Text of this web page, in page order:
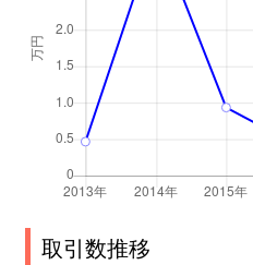
取引数推移